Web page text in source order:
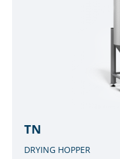
TN
DRYING HOPPER